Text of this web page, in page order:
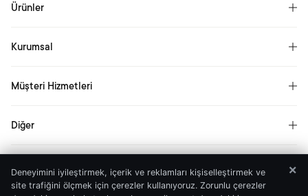
Ürünler
Yastık
Kurumsal
Basın
Müşteri Hizmetleri
Uyku Danışmanı Ol
Diğer
Aydınlatma Metni
Çerezlere İlişkin Aydınlatma Metni
Bilgi Hattı